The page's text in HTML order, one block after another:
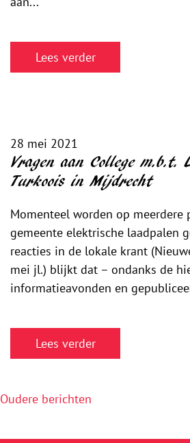
Lees verder
28 mei 2021
Vragen aan College m.b.t.
Turkoois in Mijdrecht
Momenteel worden op meerdere
gemeente elektrische laadpalen
reacties in de lokale krant
mei jl.) blijkt dat – ondanks de
informatieavonden en
Lees verder
Berichtennavigatie
Oudere berichten